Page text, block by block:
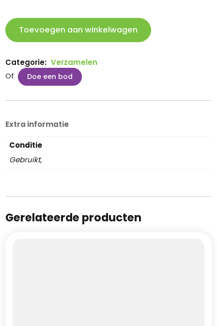
Dressoir
uit
de
serie
aantal
Toevoegen aan winkelwagen
Categorie: Verzamelen
Of Doe een bod
Extra informatie
Conditie
Gebruikt,
Gerelateerde producten